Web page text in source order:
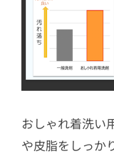
おしゃれ着洗い
や皮脂をしっか